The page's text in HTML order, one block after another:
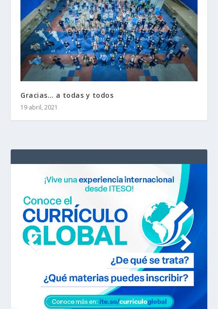
Gracias… a todas y todos
19 abril, 2021